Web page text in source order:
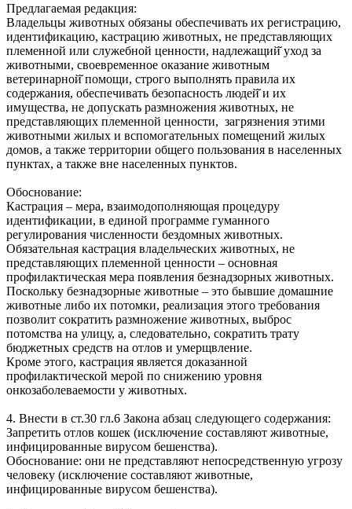
Предлагаемая редакция:
Владельцы животных обязаны обеспечивать их регистрацию,
идентификацию, кастрацию животных, не представляющих
племенной или служебной ценности, надлежащий̆ уход за
животными, своевременное оказание животным
ветеринарной̆ помощи, строго выполнять правила их
содержания, обеспечивать безопасность людей̆ и их
имущества, не допускать размножения животных, не
представляющих племенной ценности, загрязнения этими
животными жилых и вспомогательных помещений жилых
домов, а также территории общего пользования в населенных
пунктах, а также вне населенных пунктов.
Обоснование:
Кастрация – мера, взаимодополняющая процедуру
идентификации, в единой программе гуманного
регулирования численности бездомных животных.
Обязательная кастрация владельческих животных, не
представляющих племенной ценности – основная
профилактическая мера появления безнадзорных животных.
Поскольку безнадзорные животные – это бывшие домашние
животные либо их потомки, реализация этого требования
позволит сократить размножение животных, выброс
потомства на улицу, а, следовательно, сократить трату
бюджетных средств на отлов и умерщвление.
Кроме этого, кастрация является доказанной
профилактической мерой по снижению уровня
онкозаболеваемости у животных.
4. Внести в ст.30 гл.6 Закона абзац следующего содержания:
Запретить отлов кошек (исключение составляют животные,
инфицированные вирусом бешенства).
Обоснование: они не представляют непосредственную угрозу
человеку (исключение составляют животные,
инфицированные вирусом бешенства).